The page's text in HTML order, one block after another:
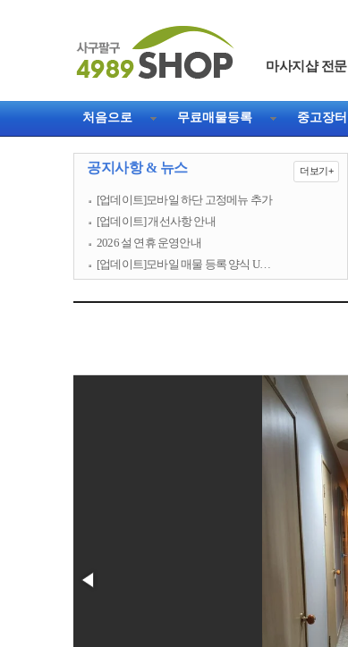
마사지샵 전문
처음으로 무료매물등록 중고장터
공지사항 & 뉴스 더보기+
[업데이트]모바일 하단 고정메뉴 추가
[업데이트] 개선사항 안내
2026 설 연휴 운영안내
[업데이트]모바일 매물 등록 양식 U…